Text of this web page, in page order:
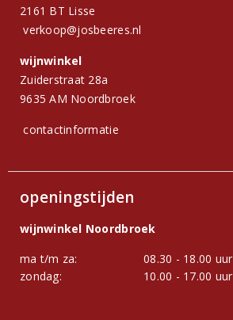
2161 BT Lisse
verkoop@josbeeres.nl
wijnwinkel
Zuiderstraat 28a
9635 AM Noordbroek
contactinformatie
openingstijden
wijnwinkel Noordbroek
ma t/m za:
08.30 - 18.00 uur
zondag:
10.00 - 17.00 uur